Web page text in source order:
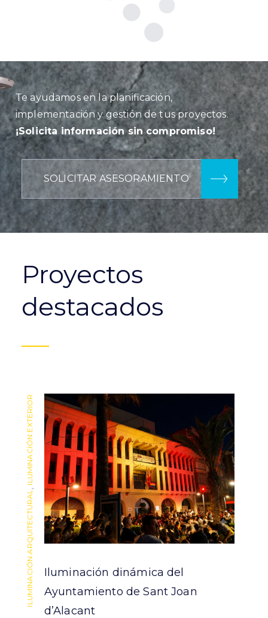
Te ayudamos en la planificación,
implementación y gestión de tus proyectos.
¡Solicita información sin compromiso!
SOLICITAR ASESORAMIENTO
Proyectos
destacados
ILUMINACIÓN ARQUITECTURAL
,
ILUMINACIÓN EXTERIOR
Iluminación dinámica del
Ayuntamiento de Sant Joan
d’Alacant